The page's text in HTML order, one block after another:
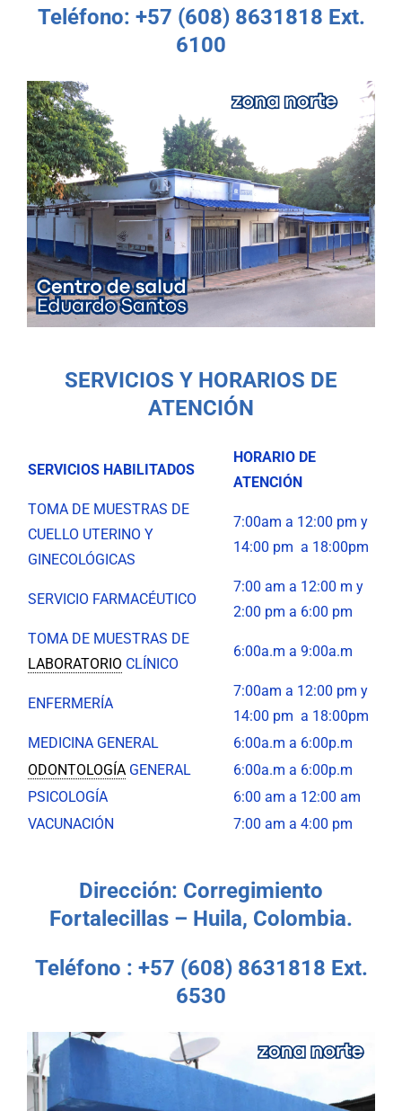
Teléfono: +57 (608) 8631818 Ext.
6100
SERVICIOS Y HORARIOS DE
ATENCIÓN
SERVICIOS HABILITADOS
HORARIO DE
ATENCIÓN
TOMA DE MUESTRAS DE
CUELLO UTERINO Y
GINECOLÓGICAS
7:00am a 12:00 pm y
14:00 pm a 18:00pm
SERVICIO FARMACÉUTICO
7:00 am a 12:00 m y
2:00 pm a 6:00 pm
TOMA DE MUESTRAS DE
LABORATORIO CLÍNICO
6:00a.m a 9:00a.m
ENFERMERÍA
7:00am a 12:00 pm y
14:00 pm a 18:00pm
MEDICINA GENERAL
6:00a.m a 6:00p.m
ODONTOLOGÍAGENERAL
6:00a.m a 6:00p.m
PSICOLOGÍA
6:00 am a 12:00 am
VACUNACIÓN
7:00 am a 4:00 pm
Dirección: Corregimiento
Fortalecillas – Huila, Colombia.
Teléfono : +57 (608) 8631818 Ext.
6530